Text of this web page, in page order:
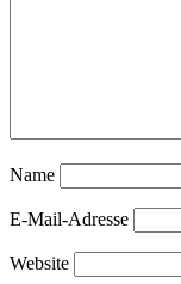
Name
E-Mail-Adresse
Website